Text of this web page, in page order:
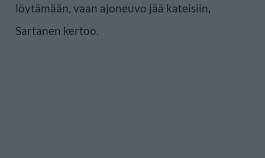
löytämään, vaan ajoneuvo jää kateisiin,
Sartanen kertoo.